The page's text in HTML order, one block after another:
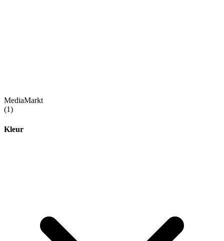
MediaMarkt
(1)
Kleur